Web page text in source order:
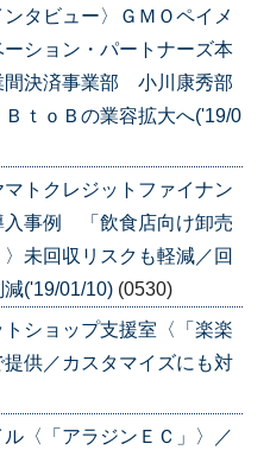
タビュー〉ＧＭＯペイメ
ション・パートナーズ本
間決済事業部 小川康秀部
ｔｏＢの業容拡大へ('19/0
トクレジットファイナン
入事例 「飲食店向け卸売
未回収リスクも軽減／回
('19/01/10) (0530)
ショップ支援室〈「楽楽
供／カスタマイズにも対
〈「アラジンＥＣ」〉／